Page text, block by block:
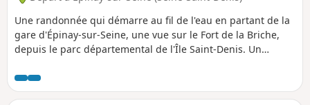
Une randonnée qui démarre au fil de l'eau en partant de la
gare d'Épinay-sur-Seine, une vue sur le Fort de la Briche,
depuis le parc départemental de l'Île Saint-Denis. Un
Madeleine Riffaud, avant de s'engager dans la Coulée Verte
des étangs du Parc Départemental Georges Valbon.